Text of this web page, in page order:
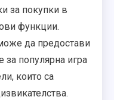
за покупки в
функции.
да предостави
за популярна игра
които са